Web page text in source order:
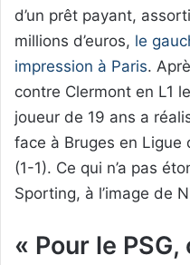
d’un prêt payant,
millions d’euros, le
impression à Paris.
contre Clermont en L1
joueur de 19 ans a
face à Bruges en Ligue
(1-1). Ce qui n’a pas
Sporting, à l’image de
« Pour le PSG,